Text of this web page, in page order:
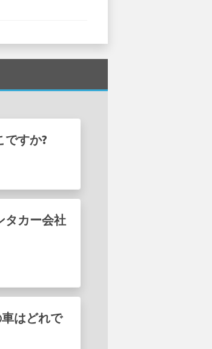
ですか?
タカー会社
はどれで